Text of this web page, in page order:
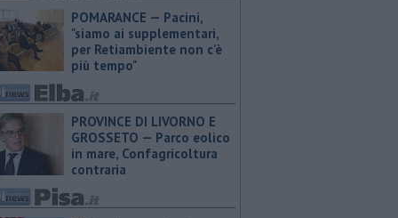
POMARANCE — Pacini,
"siamo ai supplementari,
per Retiambiente non c'è
più tempo"
PROVINCE DI LIVORNO E
GROSSETO — Parco eolico
in mare, Confagricoltura
contraria